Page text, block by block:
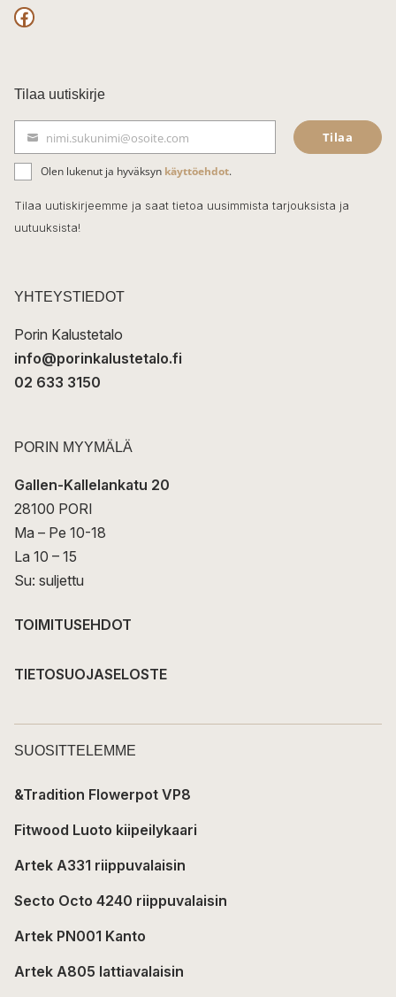
F
c
e
b
o
o
k
Tilaa uutiskirje
ä
h
k
t
nimi.sukunimi@osoite.com Tilaa
Olen lukenut ja hyväksyn käyttöehdot.
Tilaa uutiskirjeemme ja saat tietoa uusimmista tarjouksista ja
uutuuksista!
YHTEYSTIEDOT
Porin Kalustetalo
info@porinkalustetalo.fi
02 633 3150
PORIN MYYMÄLÄ
Gallen-Kallelankatu 20
28100 PORI
Ma – Pe 10-18
La 10 – 15
Su: suljettu
TOIMITUSEHDOT
TIETOSUOJASELOSTE
SUOSITTELEMME
&Tradition Flowerpot VP8
Fitwood Luoto kiipeilykaari
Artek A331 riippuvalaisin
Secto Octo 4240 riippuvalaisin
Artek PN001 Kanto
Artek A805 lattiavalaisin